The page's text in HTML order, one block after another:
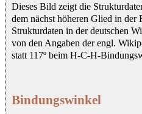
Dieses Bild zeigt die
dem nächst höheren Glied in der
Strukturdaten in der deutschen
von den Angaben der engl.
statt 117º beim H-C-H-
Bindungswinkel